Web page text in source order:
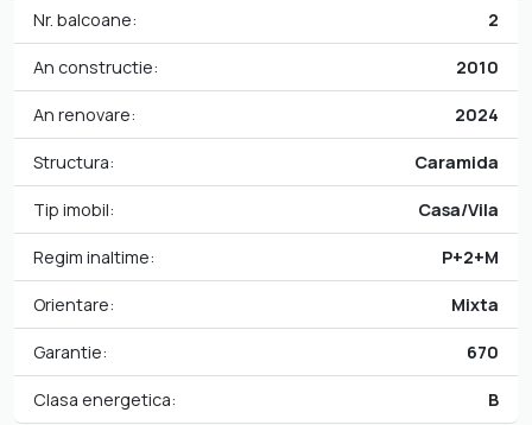
Nr. balcoane: 2
An constructie: 2010
An renovare: 2024
Structura: Caramida
Tip imobil: Casa/Vila
Regim inaltime: P+2+M
Orientare: Mixta
Garantie: 670
Clasa energetica: B